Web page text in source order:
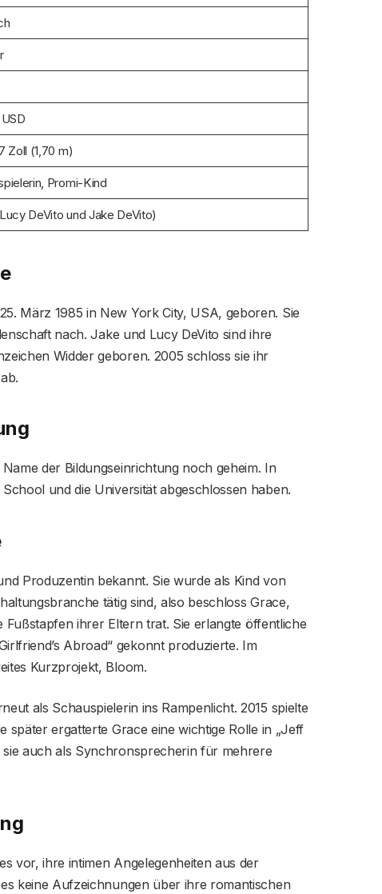
Zoll (1,70 m)
Promi-Kind
DeVito und Jake DeVito)
März 1985 in New York City, USA, geboren. Sie
nach. Jake und Lucy DeVito sind ihre
Widder geboren. 2005 schloss sie ihr
der Bildungseinrichtung noch geheim. In
und die Universität abgeschlossen haben.
Produzentin bekannt. Sie wurde als Kind von
tätig sind, also beschloss Grace,
Fußstapfen ihrer Eltern trat. Sie erlangte öffentliche
Abroad“ gekonnt produzierte. Im
Kurzprojekt, Bloom.
als Schauspielerin ins Rampenlicht. 2015 spielte
später ergatterte Grace eine wichtige Rolle in „Jeff
sie auch als Synchronsprecherin für mehrere
vor, ihre intimen Angelegenheiten aus der
keine Aufzeichnungen über ihre romantischen